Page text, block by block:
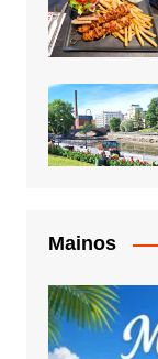
Mainos